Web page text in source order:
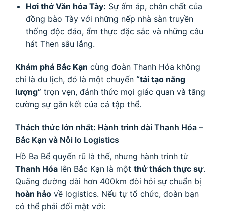
Hơi thở Văn hóa Tày: Sự ấm áp, chân chất của
đồng bào Tày với những nếp nhà sàn truyền
thống độc đáo, ẩm thực đặc sắc và những câu
hát Then sâu lắng.
Khám phá Bắc Kạn cùng đoàn Thanh Hóa không
chỉ là du lịch, đó là một chuyến “tái tạo năng
lượng” trọn vẹn, đánh thức mọi giác quan và tăng
cường sự gắn kết của cả tập thể.
Thách thức lớn nhất: Hành trình dài Thanh Hóa –
Bắc Kạn và Nỗi lo Logistics
Hồ Ba Bể quyến rũ là thế, nhưng hành trình từ
Thanh Hóa lên Bắc Kạn là một thử thách thực sự.
Quãng đường dài hơn 400km đòi hỏi sự chuẩn bị
hoàn hảo về logistics. Nếu tự tổ chức, đoàn bạn
có thể phải đối mặt với: